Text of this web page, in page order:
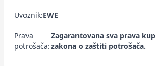
Uvoznik:EWE
Prava
potrošača:
Zagarantovana sva prava
zakona o zaštiti potrošača.